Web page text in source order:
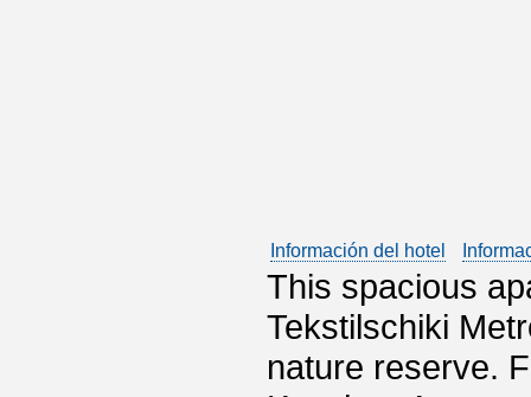
Información del hotel
This spacious
Tekstilschiki
nature reserve.